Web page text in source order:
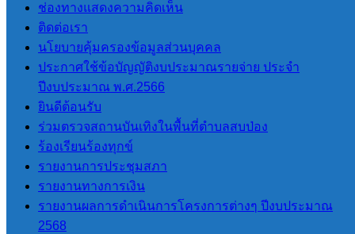
ช่องทางแสดงความคิดเห็น
ติดต่อเรา
นโยบายคุ้มครองข้อมูลส่วนบุคคล
ประกาศใช้ข้อบัญญัติงบประมาณรายจ่าย ประจำ
ปีงบประมาณ พ.ศ.2566
ยินดีต้อนรับ
ร่วมตรวจสถานบันเทิงในพื้นที่ตำบลสบป่อง
ร้องเรียนร้องทุกข์
รายงานการประชุมสภา
รายงานทางการเงิน
รายงานผลการดำเนินการโครงการต่างๆ ปีงบประมาณ
2568
การให้บริการ
คู่มือหรือ
มาตรฐานการ
ให้บริการ
ข้อมูลเชิงสถิติ
การให้บริการ
รายงานผลการ
สำรวจความพึง
พอใจการให้
บริการ
E-Service